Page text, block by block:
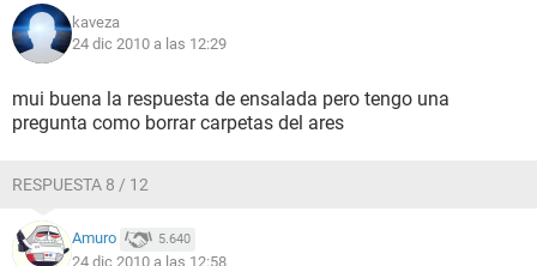
kaveza
24 dic 2010 a las 12:29
mui buena la respuesta de ensalada pero tengo una
pregunta como borrar carpetas del ares
RESPUESTA 8 / 12
Amuro 5.640
24 dic 2010 a las 12:58